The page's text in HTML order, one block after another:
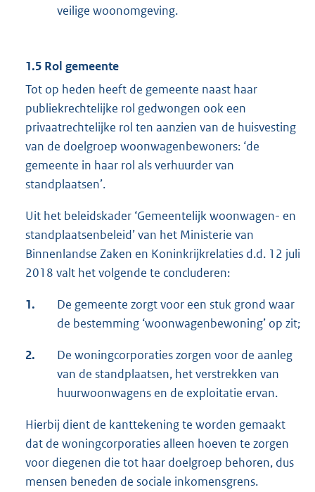
veilige woonomgeving.
1.5 Rol gemeente
Tot op heden heeft de gemeente naast haar
publiekrechtelijke rol gedwongen ook een
privaatrechtelijke rol ten aanzien van de huisvesting
van de doelgroep woonwagenbewoners: ‘de
gemeente in haar rol als verhuurder van
standplaatsen’.
Uit het beleidskader ‘Gemeentelijk woonwagen- en
standplaatsenbeleid’ van het Ministerie van
Binnenlandse Zaken en Koninkrijkrelaties d.d. 12 juli
2018 valt het volgende te concluderen:
1.
De gemeente zorgt voor een stuk grond waar
de bestemming ‘woonwagenbewoning’ op zit;
2.
De woningcorporaties zorgen voor de aanleg
van de standplaatsen, het verstrekken van
huurwoonwagens en de exploitatie ervan.
Hierbij dient de kanttekening te worden gemaakt
dat de woningcorporaties alleen hoeven te zorgen
voor diegenen die tot haar doelgroep behoren, dus
mensen beneden de sociale inkomensgrens.